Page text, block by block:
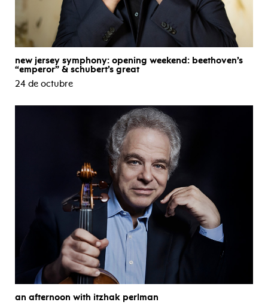
new jersey symphony: opening weekend: beethoven’s
“emperor” & schubert’s great
24 de octubre
an afternoon with itzhak perlman